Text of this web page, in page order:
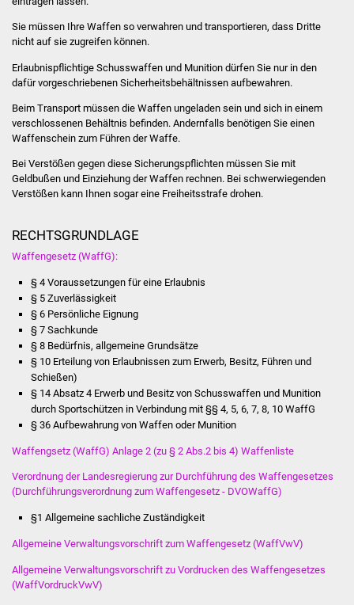
Haushalt & Infos
Wirtschaftsförderung
Gewerbeimmobilien
Ausschreibungen
Ausschreibung
Freihändige Vergabe
Gewerbeverzeichnis
Gewerbe - Selbsteintrag
Sie müssen Ihre Waffen so verwahren und transportieren, dass Dritte
nicht auf sie zugreifen können.
Erlaubnispflichtige Schusswaffen und Munition dürfen Sie nur in den
dafür vorgeschriebenen Sicherheitsbehältnissen aufbewahren.
Beim Transport müssen die Waffen ungeladen sein und sich in einem
verschlossenen Behältnis befinden. Andernfalls benötigen Sie einen
Waffenschein zum Führen der Waffe.
Bei Verstößen gegen diese Sicherungspflichten müssen Sie mit
Geldbußen und Einziehung der Waffen rechnen. Bei schwerwiegenden
Verstößen kann Ihnen sogar eine Freiheitsstrafe drohen.
RECHTSGRUNDLAGE
Waffengesetz (WaffG):
§ 4 Voraussetzungen für eine Erlaubnis
§ 5 Zuverlässigkeit
§ 6 Persönliche Eignung
§ 7 Sachkunde
§ 8 Bedürfnis, allgemeine Grundsätze
§ 10 Erteilung von Erlaubnissen zum Erwerb, Besitz, Führen und
Schießen)
§ 14 Absatz 4 Erwerb und Besitz von Schusswaffen und Munition
durch Sportschützen in Verbindung mit §§ 4, 5, 6, 7, 8, 10 WaffG
§ 36 Aufbewahrung von Waffen oder Munition
Waffengsetz (WaffG) Anlage 2 (zu § 2 Abs.2 bis 4) Waffenliste
Verordnung der Landesregierung zur Durchführung des Waffengesetzes
(Durchführungsverordnung zum Waffengesetz - DVOWaffG)
§1 Allgemeine sachliche Zuständigkeit
Allgemeine Verwaltungsvorschrift zum Waffengesetz (WaffVwV)
Allgemeine Verwaltungsvorschrift zu Vordrucken des Waffengesetzes
(WaffVordruckVwV)